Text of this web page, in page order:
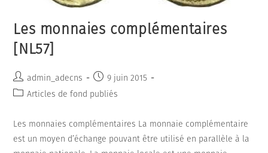
Les monnaies complémentaires
[NL57]
Auteur/autrice
de
admin_adecns
Publication
publiée :
9 juin 2015
PostArticles de fond publiés
Les monnaies complémentaires La monnaie complémentaire
est un moyen d’échange pouvant être utilisé en parallèle à la